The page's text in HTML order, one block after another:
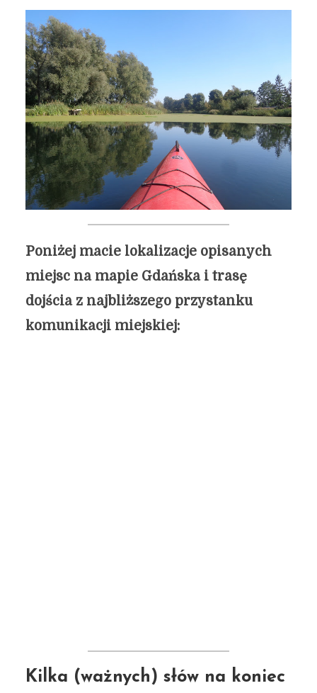
Poniżej macie lokalizacje opisanych
miejsc na mapie Gdańska i trasę
dojścia z najbliższego przystanku
komunikacji miejskiej:
Kilka (ważnych) słów na koniec